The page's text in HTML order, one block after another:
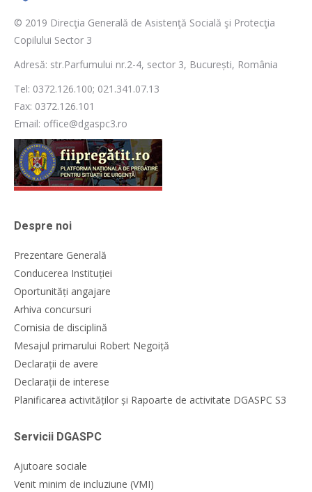
© 2019 Direcţia Generală de Asistenţă Socială şi Protecţia
Copilului Sector 3
Adresă: str.Parfumului nr.2-4, sector 3, București, România
Tel: 0372.126.100; 021.341.07.13
Fax: 0372.126.101
Email: office@dgaspc3.ro
Despre noi
Prezentare Generală
Conducerea Instituției
Oportunități angajare
Arhiva concursuri
Comisia de disciplină
Mesajul primarului Robert Negoiță
Declarații de avere
Declarații de interese
Planificarea activităților și Rapoarte de activitate DGASPC S3
Servicii DGASPC
Ajutoare sociale
Venit minim de incluziune (VMI)